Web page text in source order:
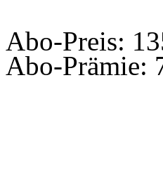
Abo-Preis:
Abo-Prämie: